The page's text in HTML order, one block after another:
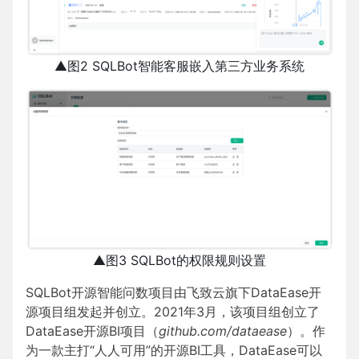
▲图2 SQLBot智能客服嵌入第三方业务系统
▲图3 SQLBot的权限规则设置
SQLBot开源智能问数项目由飞致云旗下DataEase开
源项目组发起并创立。2021年3月，该项目组创立了
DataEase开源BI项目（github.com/dataease）。作
为一款主打“人人可用”的开源BI工具，DataEase可以